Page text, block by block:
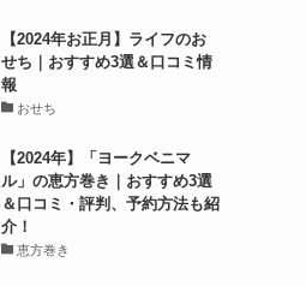
【2024年お正月】ライフのお
せち｜おすすめ3選＆口コミ情
報
おせち
【2024年】「ヨークベニマ
ル」の恵方巻き｜おすすめ3選
＆口コミ・評判、予約方法も紹
介！
恵方巻き